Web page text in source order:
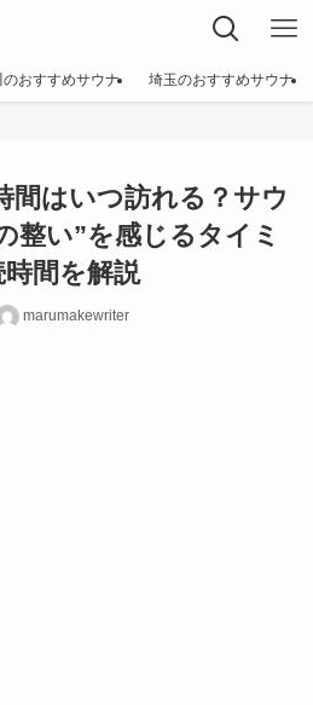
のおすすめサウナ 埼玉のおすすめサウナ
間はいつ訪れる？サウ
整い”を感じるタイミ
間を解説
marumakewriter